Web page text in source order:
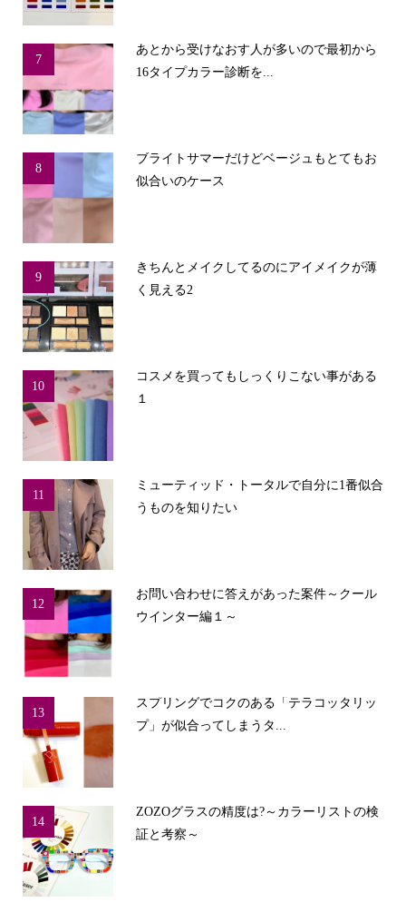
7
あとから受けなおす人が多いので最初から
16タイプカラー診断を...
8
ブライトサマーだけどベージュもとてもお
似合いのケース
9
きちんとメイクしてるのにアイメイクが薄
く見える2
10
コスメを買ってもしっくりこない事がある
１
11
ミューティッド・トータルで自分に1番似合
うものを知りたい
12
お問い合わせに答えがあった案件～クール
ウインター編１～
13
スプリングでコクのある「テラコッタリッ
プ」が似合ってしまうタ...
14
ZOZOグラスの精度は?～カラーリストの検
証と考察～